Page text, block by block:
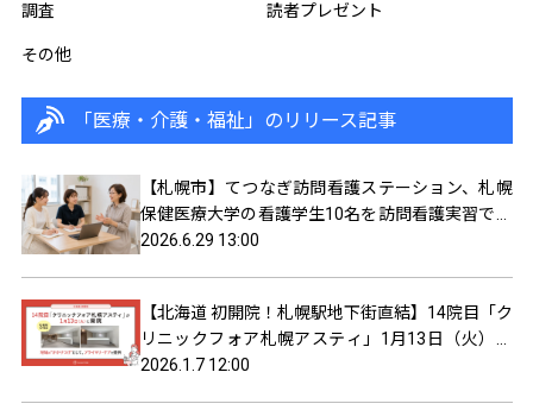
調査 読者プレゼント
その他
「医療・介護・福祉」のリリース記事
【札幌市】てつなぎ訪問看護ステーション、札幌
保健医療大学の看護学生10名を訪問看護実習で受
け入れ
2026.6.29 13:00
【北海道 初開院！札幌駅地下街直結】14院目「ク
リニックフォア札幌アスティ」1月13日（火）に
開院
2026.1.7 12:00